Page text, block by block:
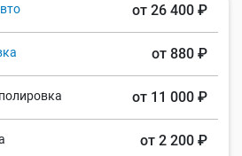
от 26 400 ₽
от 880 ₽
от 11 000 ₽
от 2 200 ₽